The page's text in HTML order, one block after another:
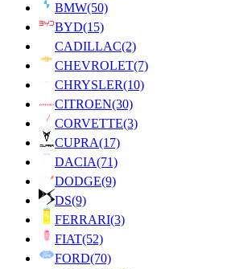
BMW(50)
BYD(15)
CADILLAC(2)
CHEVROLET(7)
CHRYSLER(10)
CITROEN(30)
CORVETTE(3)
CUPRA(17)
DACIA(71)
DODGE(9)
DS(9)
FERRARI(3)
FIAT(52)
FORD(70)